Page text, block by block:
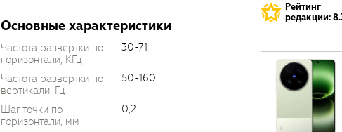
Основные характеристики
Частота развертки по
горизонтали, КГц
30-71
Частота развертки по
вертикали, Гц
50-160
Шаг точки по
горизонтали, мм
0,2
Рейтинг
редакции: